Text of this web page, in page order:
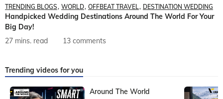
TRENDING BLOGS WORLD OFFBEAT TRAVEL DESTINATION WEDDING
Handpicked Wedding Destinations Around The World For Your
Big Day!
27 mins. read
13 comments
Trending videos for you
Around The World